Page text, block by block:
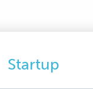
Startup